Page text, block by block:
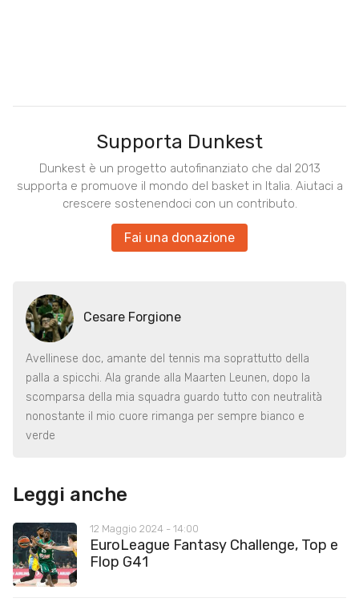
Supporta Dunkest
Dunkest è un progetto autofinanziato che dal 2013
supporta e promuove il mondo del basket in Italia. Aiutaci a
crescere sostenendoci con un contributo.
Fai una donazione
Cesare Forgione
Avellinese doc, amante del tennis ma soprattutto della
palla a spicchi. Ala grande alla Maarten Leunen, dopo la
scomparsa della mia squadra guardo tutto con neutralità
nonostante il mio cuore rimanga per sempre bianco e
verde
Leggi anche
12 Maggio 2024 - 14:00
EuroLeague Fantasy Challenge, Top e
Flop G41